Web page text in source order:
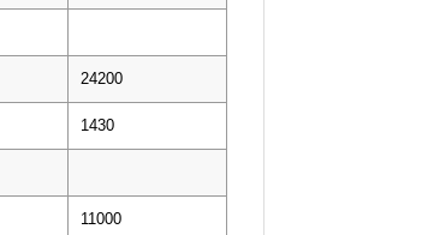
24200
1430
11000